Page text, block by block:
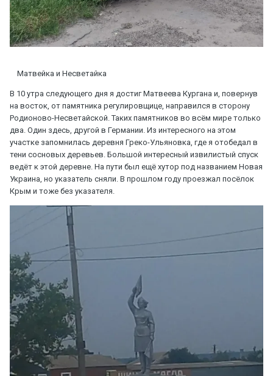
Матвейка и Несветайка
В 10 утра следующего дня я достиг Матвеева Кургана и, повернув
на восток, от памятника регулировщице, направился в сторону
Родионово-Несветайской. Таких памятников во всём мире только
два. Один здесь, другой в Германии. Из интересного на этом
участке запомнилась деревня Греко-Ульяновка, где я отобедал в
тени сосновых деревьев. Большой интересный извилистый спуск
ведёт к этой деревне. На пути был ещё хутор под названием Новая
Украина, но указатель сняли. В прошлом году проезжал посёлок
Крым и тоже без указателя.